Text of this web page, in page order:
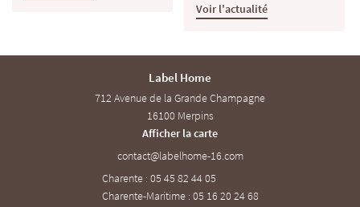
Voir l'actualité
Label Home
712 Avenue de la Grande Champagne
16100 Merpins
Afficher la carte
Charente : 05 45 82 44 05
Charente-Maritime : 05 16 20 24 68